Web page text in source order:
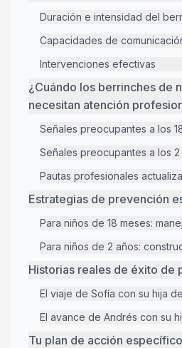
Duración e intensidad del
Capacidades de
Intervenciones efectivas
¿Cuándo los berrinches de
necesitan atención
Señales preocupantes a los
Señales preocupantes a los 2
Pautas profesionales
Estrategias de prevención
Para niños de 18 meses:
Para niños de 2 años:
Historias reales de éxito de
El viaje de Sofía con su hija
El avance de Andrés con su
Tu plan de acción